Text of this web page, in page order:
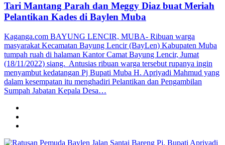
Tari Mantang Parah dan Meggy Diaz buat Meriah
Pelantikan Kades di Baylen Muba
Kaganga.com BAYUNG LENCIR, MUBA- Ribuan warga
masyarakat Kecamatan Bayung Lencir (BayLen) Kabupaten Muba
tumpah ruah di halaman Kantor Camat Bayung Lencir, Jumat
(18/11/2022) siang. Antusias ribuan warga tersebut rupanya ingin
menyambut kedatangan Pj Bupati Muba H. Apriyadi Mahmud yang
dalam kesempatan itu menghadiri Pelantikan dan Pengambilan
Sumpah Jabatan Kepala Desa…